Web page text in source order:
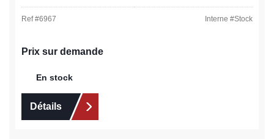
Ref #6967 Interne #Stock
Prix sur demande
En stock
Détails